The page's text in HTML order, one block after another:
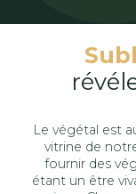
Le végétal est
vitrine de
fournir des
étant un être